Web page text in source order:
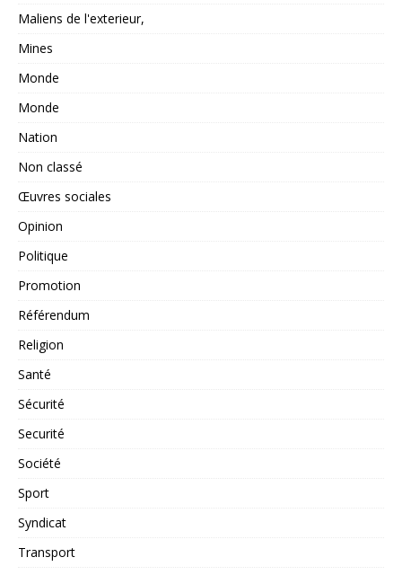
Maliens de l'exterieur,
Mines
Monde
Monde
Nation
Non classé
Œuvres sociales
Opinion
Politique
Promotion
Référendum
Religion
Santé
Sécurité
Securité
Société
Sport
Syndicat
Transport